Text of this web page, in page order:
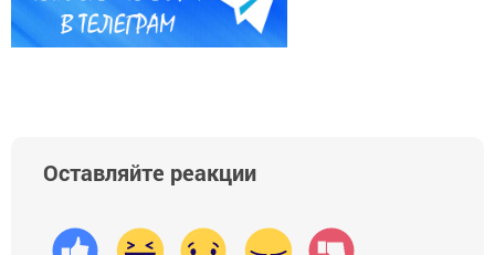
Оставляйте реакции